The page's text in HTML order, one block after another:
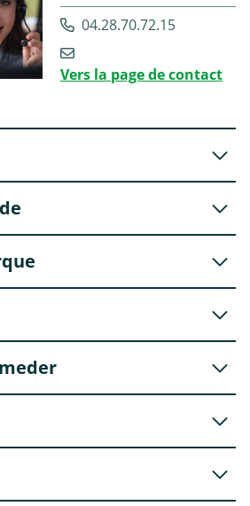
04.28.70.72.15
Vers la page de contact